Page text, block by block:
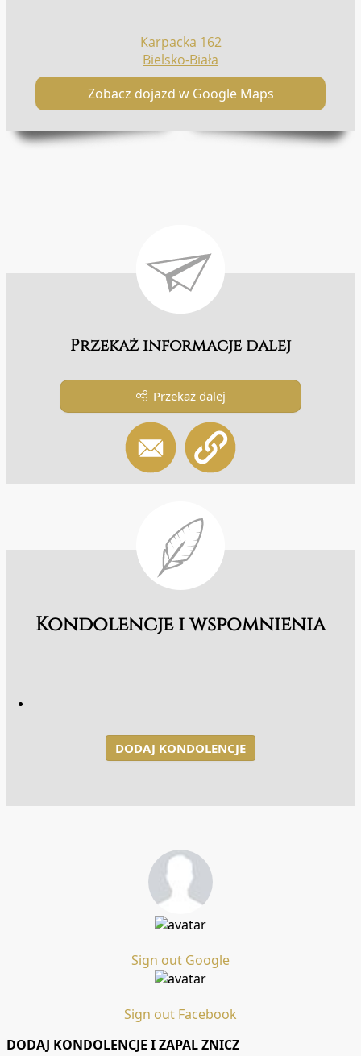
Karpacka 162
Bielsko-Biała
Zobacz dojazd w Google Maps
Przekaż informacje dalej
Przekaż dalej
Kondolencje i wspomnienia
DODAJ KONDOLENCJE
Sign out Google
Sign out Facebook
DODAJ KONDOLENCJE I ZAPAL ZNICZ